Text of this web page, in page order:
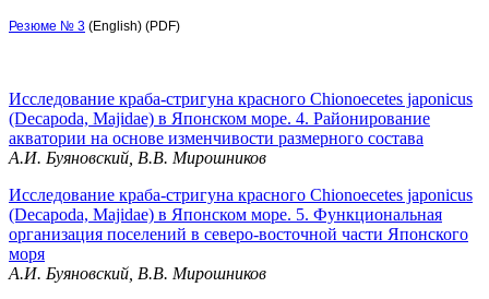
Резюме № 3 (English) (PDF)
Исследование краба-стригуна красного Chionoecetes japonicus
(Decapoda, Majidae) в Японском море. 4. Районирование
акватории на основе изменчивости размерного состава
А.И. Буяновский, В.В. Мирошников
Исследование краба-стригуна красного Chionoecetes japonicus
(Decapoda, Majidae) в Японском море. 5. Функциональная
организация поселений в северо-восточной части Японского
моря
А.И. Буяновский, В.В. Мирошников